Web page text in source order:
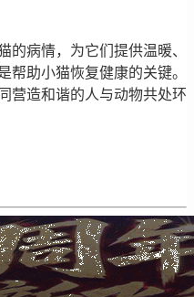
的病情，为它们提供温暖、
帮助小猫恢复健康的关键。
营造和谐的人与动物共处环